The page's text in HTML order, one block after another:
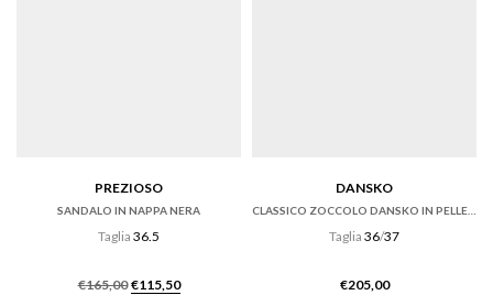
PREZIOSO
SANDALO IN NAPPA NERA
Taglia 36.5
€165,00 Il
€115,50Il
DANSKO
Taglia 36/37
€205,00